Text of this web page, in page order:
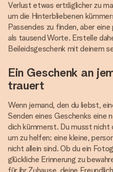
Verlust etwas erträglicher zu
um die Hinterbliebenen
Passendes zu finden, aber
als tausend Worte. Erstelle
Beileidsgeschenk mit deinem
Ein Geschenk an
trauert
Wenn jemand, den du liebst,
Senden eines Geschenks eine
dich kümmerst. Du musst
um zu helfen; eine kleine,
nicht allein sind. Ob du ein
glückliche Erinnerung zu